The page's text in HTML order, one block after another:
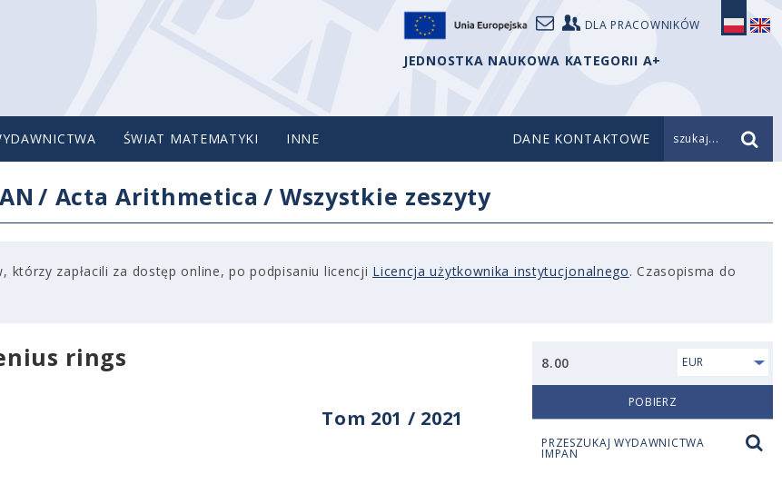
DLA PRACOWNIKÓW
JEDNOSTKA NAUKOWA KATEGORII A+
ŚWIAT MATEMATYKI INNE DANE KONTAKTOWE szukaj...
/ Acta Arithmetica / Wszystkie zeszyty
którzy zapłacili za dostęp online, po podpisaniu licencji Licencja użytkownika instytucjonalnego. Czasopisma do
rings
Tom 201 / 2021
8.00 EUR
POBIERZ
PRZESZUKAJ WYDAWNICTWA
IMPAN